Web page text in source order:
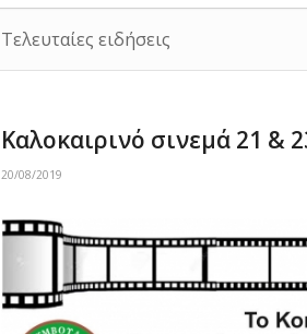
Τελευταίες ειδήσεις
Καλοκαιρινό σινεμά 21 &
20/08/2019